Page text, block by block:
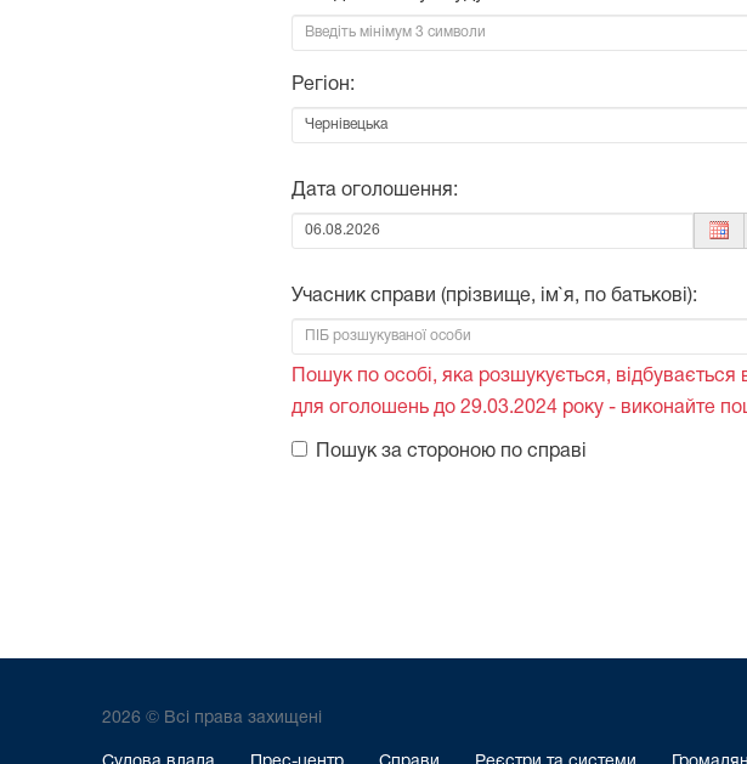
Регіон:
Дата оголошення:
Від:
Учасник справи (прізвище, ім`я, по батькові):
Пошук по особі, яка розшукується,
для оголошень до 29.03.2024 року - виконайте
Пошук за стороною по справі
2026 © Всі права захищені